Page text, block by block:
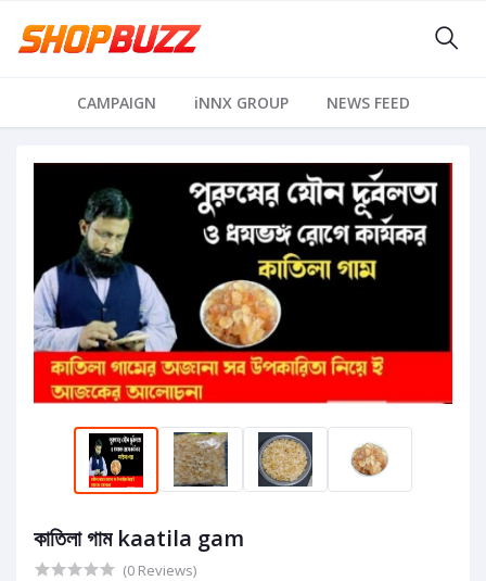
CAMPAIGN iNNX GROUP NEWS FEED
কাতিলা গাম kaatila gam
(0 Reviews)